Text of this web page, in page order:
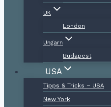
UK
London
Ungarn
Budapest
USA
Tipps & Tricks – USA
New York